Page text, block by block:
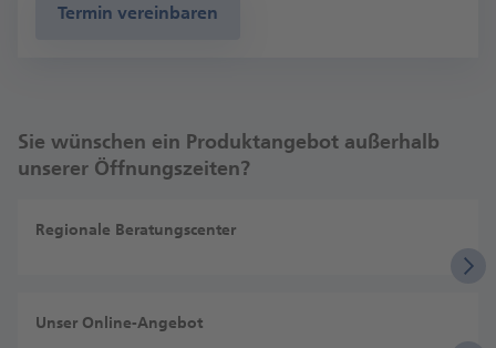
Termin vereinbaren
Sie wünschen ein Produktangebot außerhalb
unserer Öffnungszeiten?
Regionale Beratungscenter
Unser Online-Angebot